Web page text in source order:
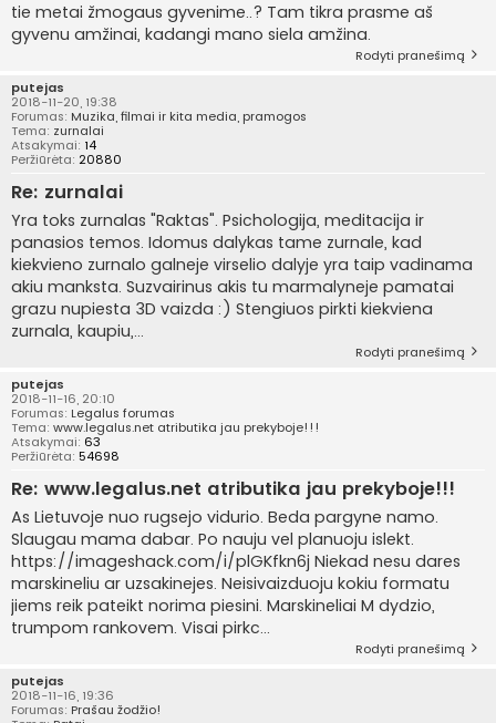
tie metai žmogaus gyvenime..? Tam tikra prasme aš
gyvenu amžinai, kadangi mano siela amžina.
Rodyti pranešimą
putejas
2018-11-20, 19:38
Forumas: Muzika, filmai ir kita media, pramogos
Tema: zurnalai
Atsakymai: 14
Peržiūrėta: 20880
Re: zurnalai
Yra toks zurnalas "Raktas". Psichologija, meditacija ir
panasios temos. Idomus dalykas tame zurnale, kad
kiekvieno zurnalo galneje virselio dalyje yra taip vadinama
akiu manksta. Suzvairinus akis tu marmalyneje pamatai
grazu nupiesta 3D vaizda :) Stengiuos pirkti kiekviena
zurnala, kaupiu,...
Rodyti pranešimą
putejas
2018-11-16, 20:10
Forumas: Legalus forumas
Tema: www.legalus.net atributika jau prekyboje!!!
Atsakymai: 63
Peržiūrėta: 54698
Re: www.legalus.net atributika jau prekyboje!!!
As Lietuvoje nuo rugsejo vidurio. Beda pargyne namo.
Slaugau mama dabar. Po nauju vel planuoju islekt.
https://imageshack.com/i/plGKfkn6j Niekad nesu dares
marskineliu ar uzsakinejes. Neisivaizduoju kokiu formatu
jiems reik pateikt norima piesini. Marskineliai M dydzio,
trumpom rankovem. Visai pirkc...
Rodyti pranešimą
putejas
2018-11-16, 19:36
Forumas: Prašau žodžio!